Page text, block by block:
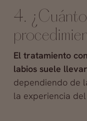
4.
El tratamiento
labios suele
dependiendo de
la experiencia